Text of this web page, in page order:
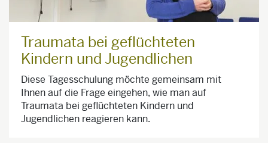
Traumata bei geflüchteten
Kindern und Jugendlichen
Diese Tagesschulung möchte gemeinsam mit
Ihnen auf die Frage eingehen, wie man auf
Traumata bei geflüchteten Kindern und
Jugendlichen reagieren kann.